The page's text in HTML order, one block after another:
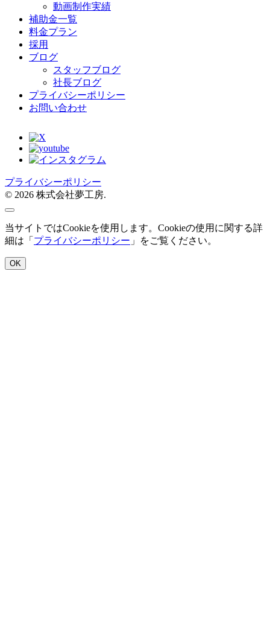
動画制作実績
補助金一覧
料金プラン
採用
ブログ
スタッフブログ
社長ブログ
プライバシーポリシー
お問い合わせ
プライバシーポリシー
© 2026 株式会社夢工房.
当サイトではCookieを使用します。Cookieの使用に関する詳
細は「 プライバシーポリシー 」をご覧ください。
OK